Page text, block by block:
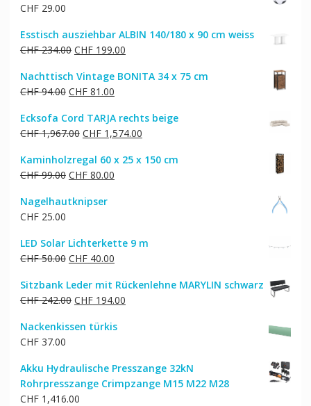
CHF29.00
Esstisch ausziehbar ALBIN 140/180 x 90 cm weiss
CHF234.00 Ursprünglicher
war:
CHF 234.00
CHF199.00Aktueller
ist:
Nachttisch Vintage BONITA 34 x 75 cm
CHF94.00 Ursprünglicher
war:
CHF 94.00
CHF81.00Aktueller
ist:
CHF 81.00.
Ecksofa Cord TARJA rechts beige
CHF1,967.00 Ursprünglicher
war:
CHF 1,967.00
CHF1,574.00Aktueller
ist:
Kaminholzregal 60 x 25 x 150 cm
CHF99.00 Ursprünglicher
war:
CHF80.00Aktueller
Nagelhautknipser
CHF25.00
LED Solar Lichterkette 9 m
CHF50.00 Ursprünglicher
war:
CHF 50.00
CHF40.00Aktueller
ist:
CHF 40.00.
Sitzbank Leder mit Rückenlehne MARYLIN schwarz
CHF242.00 Ursprünglicher
war:
CHF194.00Aktueller
Nackenkissen türkis
CHF37.00
Akku Hydraulische Presszange 32kN
Rohrpresszange Crimpzange M15 M22 M28
CHF1,416.00